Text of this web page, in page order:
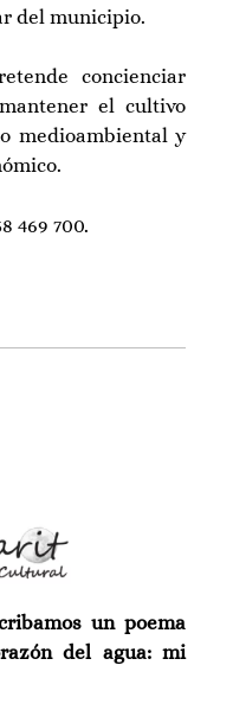
del municipio.
concienciar
el cultivo
medioambiental y
469 700.
un poema
del agua: mi